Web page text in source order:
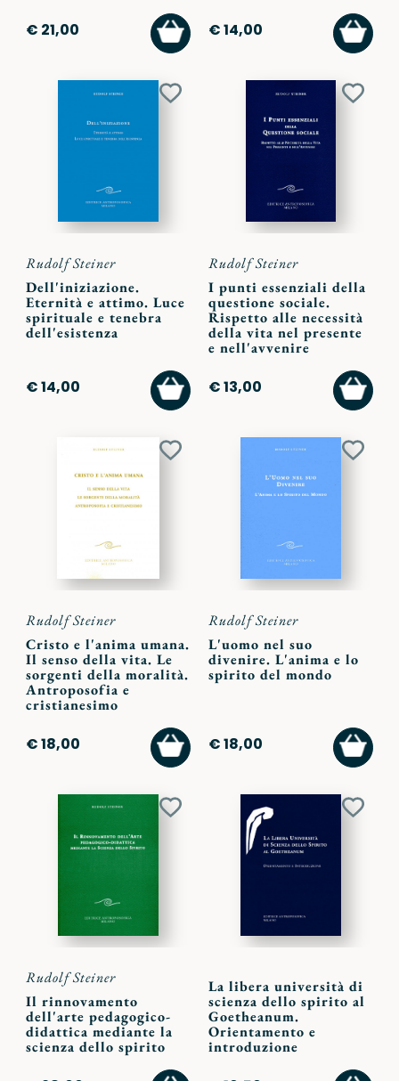
€ 21,00
AGGIUNGI
AL
CARRELLO
€ 14,00
AL
Aggiungi
Rudolf Steiner
Dell'iniziazione.
Eternità e attimo. Luce
spirituale e tenebra
dell'esistenza
€ 14,00
AGGIUNGI
AL
CARRELLO
Rudolf Steiner
I punti essenziali della
questione sociale.
Rispetto alle necessità
della vita nel presente
e nell'avvenire
€ 13,00
AL
Aggiungi
Rudolf Steiner
Cristo e l'anima umana.
Il senso della vita. Le
sorgenti della moralità.
Antroposofia e
cristianesimo
€ 18,00
AGGIUNGI
AL
CARRELLO
Rudolf Steiner
L'uomo nel suo
divenire. L'anima e lo
spirito del mondo
€ 18,00
AL
Aggiungi
Rudolf Steiner
Il rinnovamento
dell'arte pedagogico-
didattica mediante la
scienza dello spirito
La libera università di
scienza dello spirito al
Goetheanum.
Orientamento e
introduzione